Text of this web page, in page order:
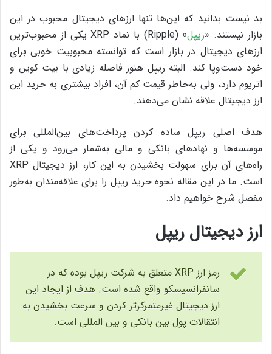
بد نیست بدانید که این‌ها تنها ارزهای دیجیتال محبوب در این
بازار نیستند. «ریپل
» (Ripple) با نماد XRP یکی از محبوب‌ترین
ارزهای دیجیتال در بازار است که توانسته محبوبیت خوبی برای
خود دست‌و‌پا کند. البته ریپل هنوز فاصله‌ زیادی با بیت کوین و
اتریوم دارد، ولی به‌خاطر قیمت کم آن، افراد بیشتری به خرید این
ارز دیجیتال علاقه نشان می‌دهند.
هدف اصلی ریپل ساده کردن پرداخت‌های بین‌المللی برای
موسسه‌ها و نهادهای بانکی و مالی به‌شمار می‌رود و یکی از
راه‌های آن برای سهولت بخشیدن به این کار، ارز دیجیتال XRP
است. ما در این مقاله نحوه‌ خرید ریپل را برای علاقه‌مندان به‌طور
مفصل شرح خواهیم داد.
ارز دیجیتال ریپل
رمز ارز XRP متعلق به شرکت ریپل بوده که در
سانفرانسیسکو واقع شده است. هدف از ایجاد این
ارز دیجیتال غیرمتمرکزتر کردن و سرعت بخشیدن به
انتقالات پول بین بانکی و بین المللی است.